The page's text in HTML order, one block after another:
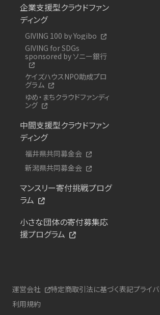
企業支援型クラウドファン
ディング
GIVING 100 by Yogibo
GIVING for SDGs
sponsored by ソニー銀行
ケイズハウスNPO助成プロ
グラム
ゆめ・まちクラウドファンディ
ング
中間支援型クラウドファン
ディング
福井県共同募金会
新潟県共同募金会
マンスリー寄付挑戦プログ
ラム
小さな団体の寄付募集応
援プログラム
運営会社 特定商取引法に基づく表記プライ
利用規約